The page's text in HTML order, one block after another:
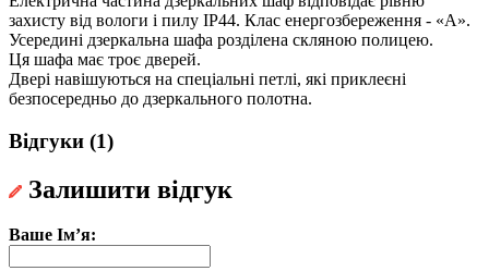
захисту від вологи і пилу IP44. Клас енергозбереження - «А».
Усередині дзеркальна шафа розділена скляною полицею.
Ця шафа має троє дверей.
Двері навішуються на спеціальні петлі, які приклеєні
безпосередньо до дзеркального полотна.
Відгуки (1)
Залишити відгук
Ваше Ім’я: